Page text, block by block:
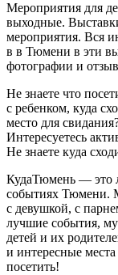
Мероприятия для
выходные.
мероприятия. Вся
в в Тюмени в эти
фотографии и
Не знаете что
с ребенком, куда
место для
Интересуетесь
Не знаете куда
КудаТюмень — это
событиях Тюмени.
с девушкой, с
лучшие события,
детей и их
и интересные
посетить!